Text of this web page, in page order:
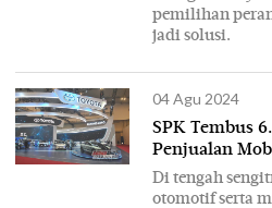
pemilihan
jadi solusi.
04 Agu 2024
SPK Tembus
Penjualan
Di tengah
otomotif serta